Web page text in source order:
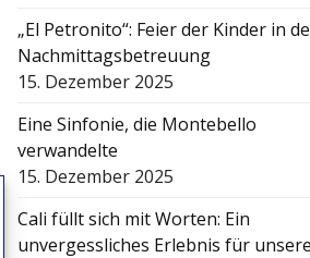
„El Petronito“: Feier der Kinder in
Nachmittagsbetreuung
15. Dezember 2025
Eine Sinfonie, die Montebello
verwandelte
15. Dezember 2025
Cali füllt sich mit Worten: Ein
unvergessliches Erlebnis für unsere